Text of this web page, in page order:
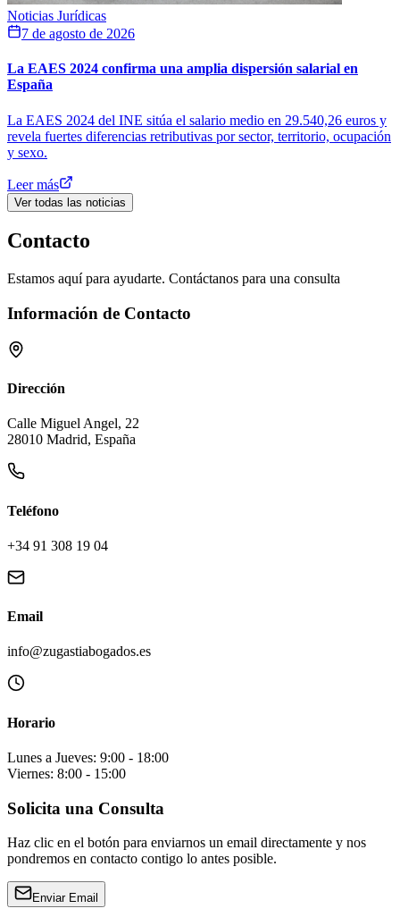
Noticias Jurídicas
7 de agosto de 2026
La EAES 2024 confirma una amplia dispersión salarial en
España
La EAES 2024 del INE sitúa el salario medio en 29.540,26 euros y
revela fuertes diferencias retributivas por sector, territorio, ocupación
y sexo.
Leer más
Ver todas las noticias
Contacto
Estamos aquí para ayudarte. Contáctanos para una consulta
Información de Contacto
Dirección
Calle Miguel Angel, 22
28010 Madrid, España
Teléfono
+34 91 308 19 04
Email
info@zugastiabogados.es
Horario
Lunes a Jueves: 9:00 - 18:00
Viernes: 8:00 - 15:00
Solicita una Consulta
Haz clic en el botón para enviarnos un email directamente y nos
pondremos en contacto contigo lo antes posible.
Enviar Email